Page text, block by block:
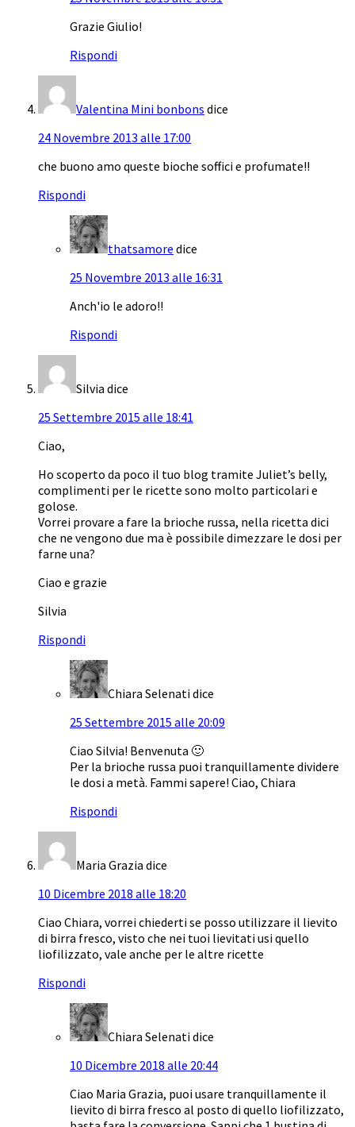
Grazie Giulio!
Rispondi
Valentina Mini bonbons dice
24 Novembre 2013 alle 17:00
che buono amo queste bioche soffici e profumate!!
Rispondi
thatsamore dice
25 Novembre 2013 alle 16:31
Anch'io le adoro!!
Rispondi
Silvia dice
25 Settembre 2015 alle 18:41
Ciao,
Ho scoperto da poco il tuo blog tramite Juliet’s belly,
complimenti per le ricette sono molto particolari e
golose.
Vorrei provare a fare la brioche russa, nella ricetta dici
che ne vengono due ma è possibile dimezzare le dosi per
farne una?
Ciao e grazie
Silvia
Rispondi
Chiara Selenatidice
25 Settembre 2015 alle 20:09
Ciao Silvia! Benvenuta 🙂
Per la brioche russa puoi tranquillamente dividere
le dosi a metà. Fammi sapere! Ciao, Chiara
Rispondi
Maria Grazia dice
10 Dicembre 2018 alle 18:20
Ciao Chiara, vorrei chiederti se posso utilizzare il lievito
di birra fresco, visto che nei tuoi lievitati usi quello
liofilizzato, vale anche per le altre ricette
Rispondi
Chiara Selenatidice
10 Dicembre 2018 alle 20:44
Ciao Maria Grazia, puoi usare tranquillamente il
lievito di birra fresco al posto di quello liofilizzato,